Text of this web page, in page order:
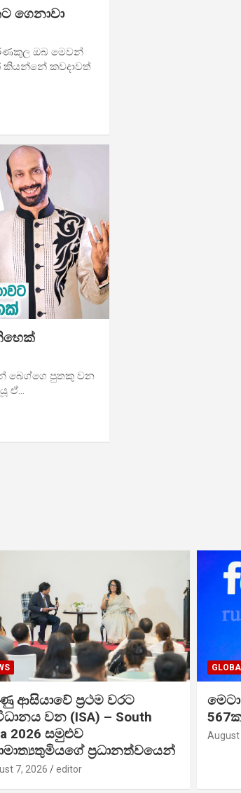
ගෙනාවා
ඔබ මෙවන්
කව­දා­වත්
බෙග්ගෙ පුතකු වන
ඒ…
ආසියාවේ ප්‍රථම වරට
වන (ISA) – South
2026 සමුළුව
ප්‍රධානත්වයෙන්
7, 2026 editor
August